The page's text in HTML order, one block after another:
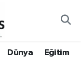
Dünya Eğitim